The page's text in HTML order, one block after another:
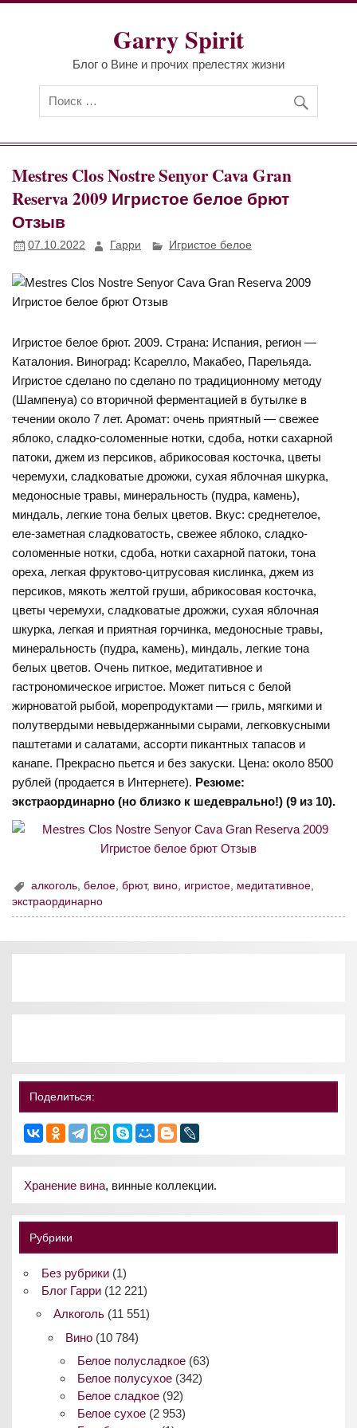
Перейти
Garry Spirit
Блог о Вине и прочих прелестях жизни
Mestres Clos Nostre Senyor Cava Gran
Reserva 2009 Игристое белое брют
Отзыв
07.10.2022 Гарри Игристое белое
Игристое белое брют. 2009. Страна: Испания, регион —
Каталония. Виноград: Ксарелло, Макабео, Парельяда.
Игристое сделано по сделано по традиционному методу
(Шампенуа) со вторичной ферментацией в бутылке в
течении около 7 лет. Аромат: очень приятный — свежее
яблоко, сладко-соломенные нотки, сдоба, нотки сахарной
патоки, джем из персиков, абрикосовая косточка, цветы
черемухи, сладковатые дрожжи, сухая яблочная шкурка,
медоносные травы, минеральность (пудра, камень),
миндаль, легкие тона белых цветов. Вкус: среднетелое,
еле-заметная сладковатость, свежее яблоко, сладко-
соломенные нотки, сдоба, нотки сахарной патоки, тона
ореха, легкая фруктово-цитрусовая кислинка, джем из
персиков, мякоть желтой груши, абрикосовая косточка,
цветы черемухи, сладковатые дрожжи, сухая яблочная
шкурка, легкая и приятная горчинка, медоносные травы,
минеральность (пудра, камень), миндаль, легкие тона
белых цветов. Очень питкое, медитативное и
гастрономическое игристое. Может питься с белой
жирноватой рыбой, морепродуктами — гриль, мягкими и
полутвердыми невыдержанными сырами, легковкусными
паштетами и салатами, ассорти пикантных тапасов и
канапе. Прекрасно пьется и без закуски. Цена: около 8500
рублей (продается в Интернете). Резюме:
экстраординарно (но близко к шедеврально!) (9 из 10).
алкоголь,белое,брют, вино, игристое, медитативное,
экстраординарно
Поделиться:
Хранение вина, винные коллекции.
Рубрики
Без рубрики(1)
Блог Гарри(12 221)
Алкоголь(11 551)
Вино(10 784)
Белое полусладкое (63)
Белое полусухое (342)
Белое сладкое (92)
Белое сухое (2 953)